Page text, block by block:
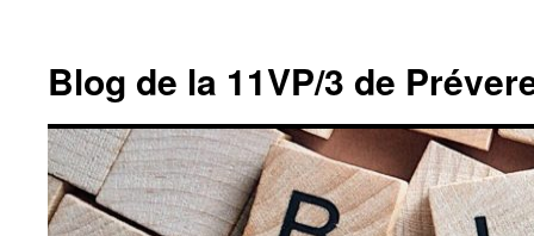
Blog de la 11VP/3 de